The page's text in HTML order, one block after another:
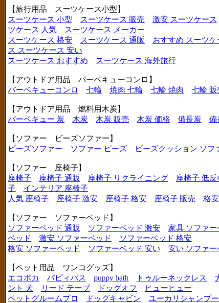
【旅行用品 スーツケース小型】
スーツケース 小型
スーツケース 販売
激安 スーツケース
ツケース 人気
スーツケース メーカー
スーツケース 格安
スーツケース 通販
おすすめ スーツケ
ス スーツケース 安い
スーツケース おすすめ
スーツケース 海外旅行
【アウトドア用品 バーベキューコンロ】
バーベキューコンロ
七輪 焼肉 七輪 七輪 焼肉 七輪 販
【アウトドア用品 燃料用木炭】
バーベキュー 炭
木炭 木炭 販売 木炭 価格 備長炭 備
【ソファー ビーズソファー】
ビーズソファー
ソファー ビーズ ビーズクッション ソフ
【ソファー 座椅子】
座椅子
座椅子 通販 座椅子 リクライニング
座椅子 低反
子
インテリア 座椅子
人気 座椅子
座椅子 激安 座椅子 格安 座椅子 販売 格
【ソファー ソファーベッド】
ソファーベッド 通販
ソファーベッド 激安
家具 ソファー
ベッド
激安 ソファーベッド
ソファーベッド 格安
格安 ソファーベッド
ソファーベッド 安い 安い ソファー
【ペット用品 ワンコグッズ】
エコポカ
パピィバス puppy bath トゥルーネックレス
ント 犬
リード テープ ドッグオフ
ヒューヒュー
ペットグルームプロ
ドッグキャビン ユーカリシャンプー